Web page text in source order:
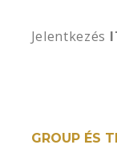
Jelentkezés
GROUP ÉS